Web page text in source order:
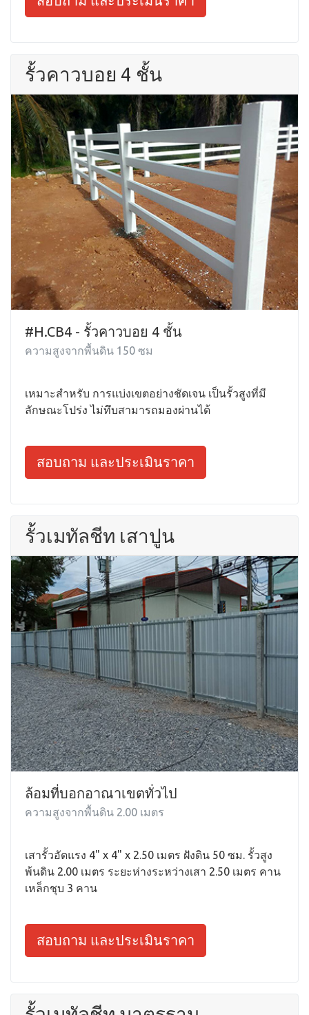
รั้วคาวบอย 4 ชั้น
#H.CB4 - รั้วคาวบอย 4 ชั้น
ความสูงจากพื้นดิน 150 ซม
เหมาะสำหรับ การแบ่งเขตอย่างชัดเจน เป็นรั้วสูงที่มี
ลักษณะโปร่ง ไม่ทึบสามารถมองผ่านได้
สอบถาม และประเมินราคา
รั้วเมทัลชีท เสาปูน
ล้อมที่บอกอาณาเขตทั่วไป
ความสูงจากพื้นดิน 2.00 เมตร
เสารั้วอัดแรง 4" x 4" x 2.50 เมตร ฝังดิน 50 ซม. รั้วสูง
พ้นดิน 2.00 เมตร ระยะห่างระหว่างเสา 2.50 เมตร คาน
เหล็กชุบ 3 คาน
สอบถาม และประเมินราคา